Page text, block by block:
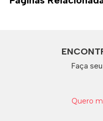
Faça
Quero